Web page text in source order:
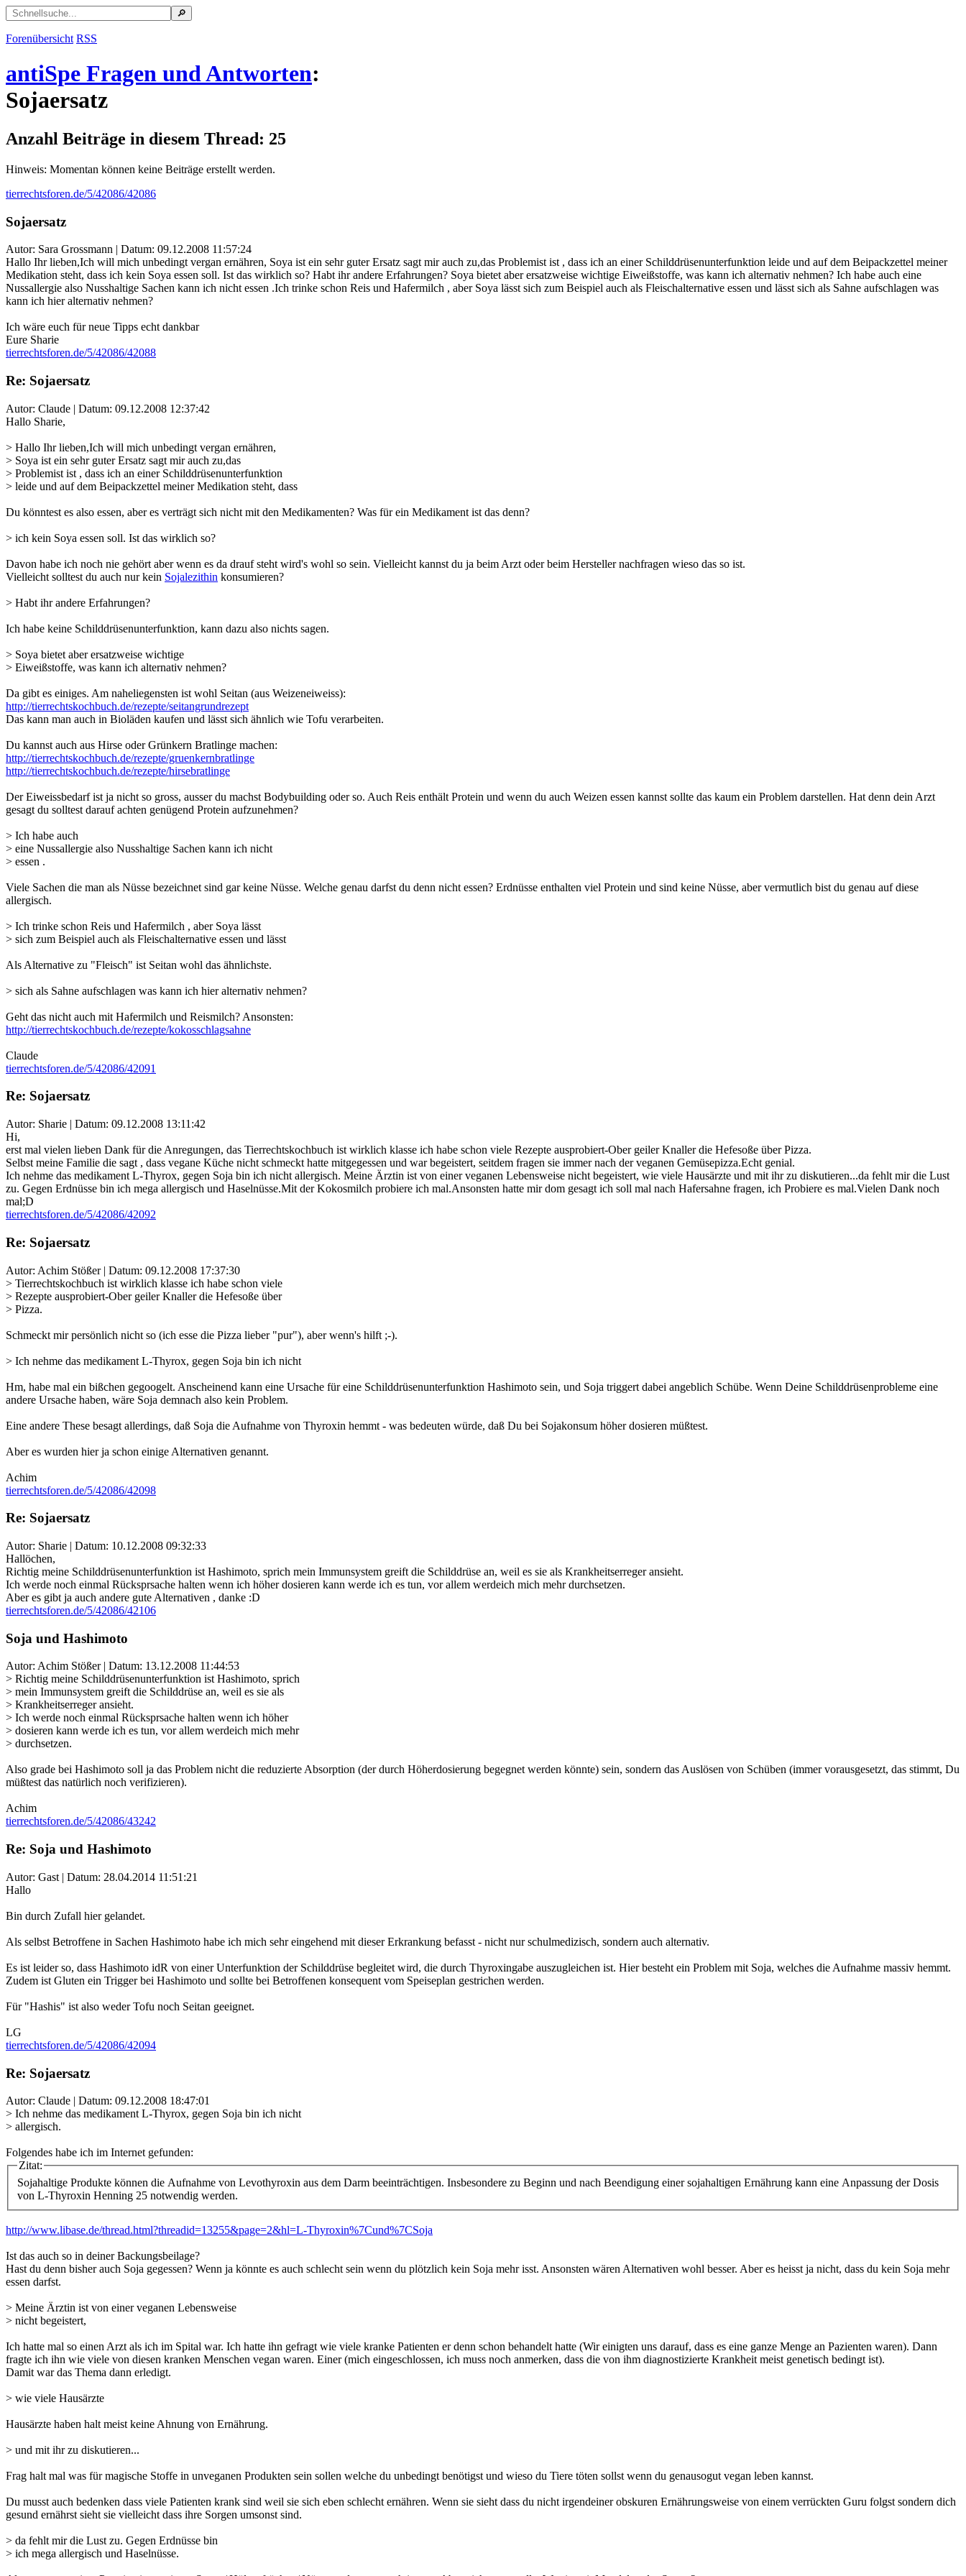
Forenübersicht RSS
antiSpe Fragen und Antworten:
Sojaersatz
Anzahl Beiträge in diesem Thread: 25
Hinweis: Momentan können keine Beiträge erstellt werden.
tierrechtsforen.de/5/42086/42086
Sojaersatz
Autor: Sara Grossmann | Datum: 09.12.2008 11:57:24
Hallo Ihr lieben,Ich will mich unbedingt vergan ernähren, Soya ist ein sehr guter Ersatz sagt mir auch zu,das Problemist ist , dass ich an einer Schilddrüsenunterfunktion leide und auf dem Beipackzettel meiner
Medikation steht, dass ich kein Soya essen soll. Ist das wirklich so? Habt ihr andere Erfahrungen? Soya bietet aber ersatzweise wichtige Eiweißstoffe, was kann ich alternativ nehmen? Ich habe auch eine
Nussallergie also Nusshaltige Sachen kann ich nicht essen .Ich trinke schon Reis und Hafermilch , aber Soya lässt sich zum Beispiel auch als Fleischalternative essen und lässt sich als Sahne aufschlagen was
kann ich hier alternativ nehmen?
Ich wäre euch für neue Tipps echt dankbar
Eure Sharie
tierrechtsforen.de/5/42086/42088
Re: Sojaersatz
Autor: Claude | Datum: 09.12.2008 12:37:42
Hallo Sharie,
> Hallo Ihr lieben,Ich will mich unbedingt vergan ernähren,
> Soya ist ein sehr guter Ersatz sagt mir auch zu,das
> Problemist ist , dass ich an einer Schilddrüsenunterfunktion
> leide und auf dem Beipackzettel meiner Medikation steht, dass
Du könntest es also essen, aber es verträgt sich nicht mit den Medikamenten? Was für ein Medikament ist das denn?
> ich kein Soya essen soll. Ist das wirklich so?
Davon habe ich noch nie gehört aber wenn es da drauf steht wird's wohl so sein. Vielleicht kannst du ja beim Arzt oder beim Hersteller nachfragen wieso das so ist.
Vielleicht solltest du auch nur kein Sojalezithin konsumieren?
> Habt ihr andere Erfahrungen?
Ich habe keine Schilddrüsenunterfunktion, kann dazu also nichts sagen.
> Soya bietet aber ersatzweise wichtige
> Eiweißstoffe, was kann ich alternativ nehmen?
Da gibt es einiges. Am naheliegensten ist wohl Seitan (aus Weizeneiweiss):
http://tierrechtskochbuch.de/rezepte/seitangrundrezept
Das kann man auch in Bioläden kaufen und lässt sich ähnlich wie Tofu verarbeiten.
Du kannst auch aus Hirse oder Grünkern Bratlinge machen:
http://tierrechtskochbuch.de/rezepte/gruenkernbratlinge
http://tierrechtskochbuch.de/rezepte/hirsebratlinge
Der Eiweissbedarf ist ja nicht so gross, ausser du machst Bodybuilding oder so. Auch Reis enthält Protein und wenn du auch Weizen essen kannst sollte das kaum ein Problem darstellen. Hat denn dein Arzt
gesagt du solltest darauf achten genügend Protein aufzunehmen?
> Ich habe auch
> eine Nussallergie also Nusshaltige Sachen kann ich nicht
> essen .
Viele Sachen die man als Nüsse bezeichnet sind gar keine Nüsse. Welche genau darfst du denn nicht essen? Erdnüsse enthalten viel Protein und sind keine Nüsse, aber vermutlich bist du genau auf diese
allergisch.
> Ich trinke schon Reis und Hafermilch , aber Soya lässt
> sich zum Beispiel auch als Fleischalternative essen und lässt
Als Alternative zu "Fleisch" ist Seitan wohl das ähnlichste.
> sich als Sahne aufschlagen was kann ich hier alternativ nehmen?
Geht das nicht auch mit Hafermilch und Reismilch? Ansonsten:
http://tierrechtskochbuch.de/rezepte/kokosschlagsahne
Claude
tierrechtsforen.de/5/42086/42091
Re: Sojaersatz
Autor: Sharie | Datum: 09.12.2008 13:11:42
Hi,
erst mal vielen lieben Dank für die Anregungen, das Tierrechtskochbuch ist wirklich klasse ich habe schon viele Rezepte ausprobiert-Ober geiler Knaller die Hefesoße über Pizza.
Selbst meine Familie die sagt , dass vegane Küche nicht schmeckt hatte mitgegessen und war begeistert, seitdem fragen sie immer nach der veganen Gemüsepizza.Echt genial.
Ich nehme das medikament L-Thyrox, gegen Soja bin ich nicht allergisch. Meine Ärztin ist von einer veganen Lebensweise nicht begeistert, wie viele Hausärzte und mit ihr zu diskutieren...da fehlt mir die Lust
zu. Gegen Erdnüsse bin ich mega allergisch und Haselnüsse.Mit der Kokosmilch probiere ich mal.Ansonsten hatte mir dom gesagt ich soll mal nach Hafersahne fragen, ich Probiere es mal.Vielen Dank noch
mal;D
tierrechtsforen.de/5/42086/42092
Re: Sojaersatz
Autor: Achim Stößer | Datum: 09.12.2008 17:37:30
> Tierrechtskochbuch ist wirklich klasse ich habe schon viele
> Rezepte ausprobiert-Ober geiler Knaller die Hefesoße über
> Pizza.
Schmeckt mir persönlich nicht so (ich esse die Pizza lieber "pur"), aber wenn's hilft ;-).
> Ich nehme das medikament L-Thyrox, gegen Soja bin ich nicht
Hm, habe mal ein bißchen gegoogelt. Anscheinend kann eine Ursache für eine Schilddrüsenunterfunktion Hashimoto sein, und Soja triggert dabei angeblich Schübe. Wenn Deine Schilddrüsenprobleme eine
andere Ursache haben, wäre Soja demnach also kein Problem.
Eine andere These besagt allerdings, daß Soja die Aufnahme von Thyroxin hemmt - was bedeuten würde, daß Du bei Sojakonsum höher dosieren müßtest.
Aber es wurden hier ja schon einige Alternativen genannt.
Achim
tierrechtsforen.de/5/42086/42098
Re: Sojaersatz
Autor: Sharie | Datum: 10.12.2008 09:32:33
Hallöchen,
Richtig meine Schilddrüsenunterfunktion ist Hashimoto, sprich mein Immunsystem greift die Schilddrüse an, weil es sie als Krankheitserreger ansieht.
Ich werde noch einmal Rücksprsache halten wenn ich höher dosieren kann werde ich es tun, vor allem werdeich mich mehr durchsetzen.
Aber es gibt ja auch andere gute Alternativen , danke :D
tierrechtsforen.de/5/42086/42106
Soja und Hashimoto
Autor: Achim Stößer | Datum: 13.12.2008 11:44:53
> Richtig meine Schilddrüsenunterfunktion ist Hashimoto, sprich
> mein Immunsystem greift die Schilddrüse an, weil es sie als
> Krankheitserreger ansieht.
> Ich werde noch einmal Rücksprsache halten wenn ich höher
> dosieren kann werde ich es tun, vor allem werdeich mich mehr
> durchsetzen.
Also grade bei Hashimoto soll ja das Problem nicht die reduzierte Absorption (der durch Höherdosierung begegnet werden könnte) sein, sondern das Auslösen von Schüben (immer vorausgesetzt, das stimmt, Du
müßtest das natürlich noch verifizieren).
Achim
tierrechtsforen.de/5/42086/43242
Re: Soja und Hashimoto
Autor: Gast | Datum: 28.04.2014 11:51:21
Hallo
Bin durch Zufall hier gelandet.
Als selbst Betroffene in Sachen Hashimoto habe ich mich sehr eingehend mit dieser Erkrankung befasst - nicht nur schulmedizisch, sondern auch alternativ.
Es ist leider so, dass Hashimoto idR von einer Unterfunktion der Schilddrüse begleitet wird, die durch Thyroxingabe auszugleichen ist. Hier besteht ein Problem mit Soja, welches die Aufnahme massiv hemmt.
Zudem ist Gluten ein Trigger bei Hashimoto und sollte bei Betroffenen konsequent vom Speiseplan gestrichen werden.
Für "Hashis" ist also weder Tofu noch Seitan geeignet.
LG
tierrechtsforen.de/5/42086/42094
Re: Sojaersatz
Autor: Claude | Datum: 09.12.2008 18:47:01
> Ich nehme das medikament L-Thyrox, gegen Soja bin ich nicht
> allergisch.
Folgendes habe ich im Internet gefunden:
Zitat:
Sojahaltige Produkte können die Aufnahme von Levothyroxin aus dem Darm beeinträchtigen. Insbesondere zu Beginn und nach Beendigung einer sojahaltigen Ernährung kann eine Anpassung der Dosis
von L-Thyroxin Henning 25 notwendig werden.
http://www.libase.de/thread.html?threadid=13255&page=2&hl=L-Thyroxin%7Cund%7CSoja
Ist das auch so in deiner Backungsbeilage?
Hast du denn bisher auch Soja gegessen? Wenn ja könnte es auch schlecht sein wenn du plötzlich kein Soja mehr isst. Ansonsten wären Alternativen wohl besser. Aber es heisst ja nicht, dass du kein Soja mehr
essen darfst.
> Meine Ärztin ist von einer veganen Lebensweise
> nicht begeistert,
Ich hatte mal so einen Arzt als ich im Spital war. Ich hatte ihn gefragt wie viele kranke Patienten er denn schon behandelt hatte (Wir einigten uns darauf, dass es eine ganze Menge an Pazienten waren). Dann
fragte ich ihn wie viele von diesen kranken Menschen vegan waren. Einer (mich eingeschlossen, ich muss noch anmerken, dass die von ihm diagnostizierte Krankheit meist genetisch bedingt ist).
Damit war das Thema dann erledigt.
> wie viele Hausärzte
Hausärzte haben halt meist keine Ahnung von Ernährung.
> und mit ihr zu diskutieren...
Frag halt mal was für magische Stoffe in unveganen Produkten sein sollen welche du unbedingt benötigst und wieso du Tiere töten sollst wenn du genausogut vegan leben kannst.
Du musst auch bedenken dass viele Patienten krank sind weil sie sich eben schlecht ernähren. Wenn sie sieht dass du nicht irgendeiner obskuren Ernährungsweise von einem verrückten Guru folgst sondern dich
gesund ernährst sieht sie vielleicht dass ihre Sorgen umsonst sind.
> da fehlt mir die Lust zu. Gegen Erdnüsse bin
> ich mega allergisch und Haselnüsse.